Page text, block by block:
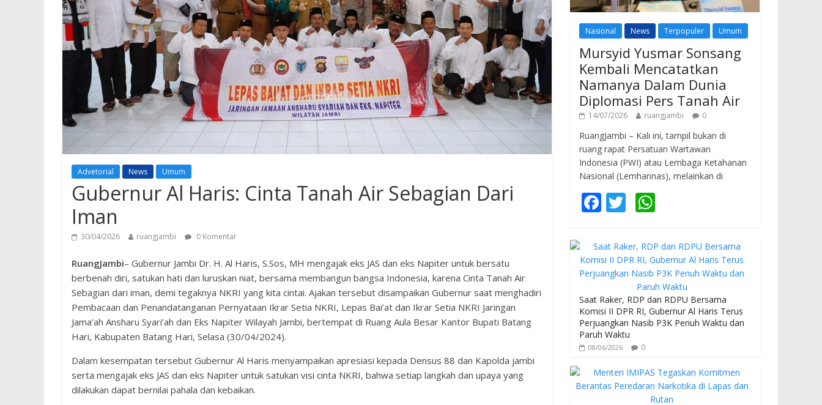
Advetorial News Umum
Gubernur Al Haris: Cinta Tanah Air Sebagian Dari
Iman
30/04/2026 ruangjambi 0 Komentar
RuangJambi– Gubernur Jambi Dr. H. Al Haris, S.Sos, MH mengajak eks JAS dan eks Napiter untuk bersatu
berbenah diri, satukan hati dan luruskan niat, bersama membangun bangsa Indonesia, karena Cinta Tanah Air
Sebagian dari iman, demi tegaknya NKRI yang kita cintai. Ajakan tersebut disampaikan Gubernur saat menghadiri
Pembacaan dan Penandatanganan Pernyataan Ikrar Setia NKRI, Lepas Bai’at dan Ikrar Setia NKRI Jaringan
Jama’ah Ansharu Syari’ah dan Eks Napiter Wilayah Jambi, bertempat di Ruang Aula Besar Kantor Bupati Batang
Hari, Kabupaten Batang Hari, Selasa (30/04/2024).
Dalam kesempatan tersebut Gubernur Al Haris menyampaikan apresiasi kepada Densus 88 dan Kapolda jambi
serta mengajak eks JAS dan eks Napiter untuk satukan visi cinta NKRI, bahwa setiap langkah dan upaya yang
dilakukan dapat bernilai pahala dan kebaikan.
Nasional News Terpopuler Umum
Mursyid Yusmar Sonsang
Kembali Mencatatkan
Namanya Dalam Dunia
Diplomasi Pers Tanah Air
14/07/2026 ruangjambi 0
RuangJambi – Kali ini, tampil bukan di
ruang rapat Persatuan Wartawan
Indonesia (PWI) atau Lembaga Ketahanan
Nasional (Lemhannas), melainkan di
F
e
b
o
o
k
T
itt
er
at
s
A
p
p
Saat Raker, RDP dan RDPU Bersama
Komisi II DPR RI, Gubernur Al Haris Terus
Perjuangkan Nasib P3K Penuh Waktu dan
Paruh Waktu
08/06/2026 0